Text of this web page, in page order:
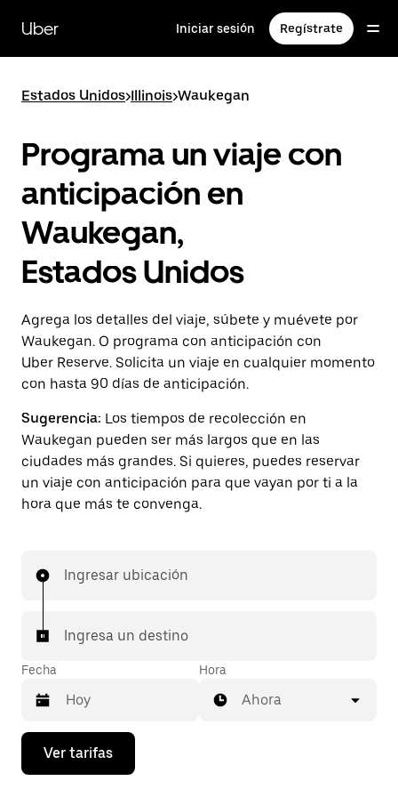
contenido
principal
Uber Iniciar sesión Regístrate
Estados Unidos>Illinois>Waukegan
Programa un viaje con
anticipación en
Waukegan,
Estados Unidos
Agrega los detalles del viaje, súbete y muévete por
Waukegan. O programa con anticipación con
Uber Reserve. Solicita un viaje en cualquier momento
con hasta 90 días de anticipación.
Sugerencia: Los tiempos de recolección en
Waukegan pueden ser más largos que en las
ciudades más grandes. Si quieres, puedes reservar
un viaje con anticipación para que vayan por ti a la
hora que más te convenga.
Ingresar ubicación
Ingresa un destino
Fecha
Presiona
flecha
Hora
Ahora
Ver tarifas